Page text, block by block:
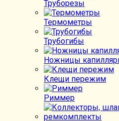
Труборезы
Термометры
Трубогибы
Ножницы
Клещи пережим
Риммер